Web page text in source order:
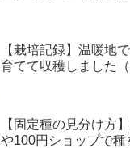
【栽培記録】温暖地
育てて収穫しました（
【固定種の見分け方
や100円ショップで種